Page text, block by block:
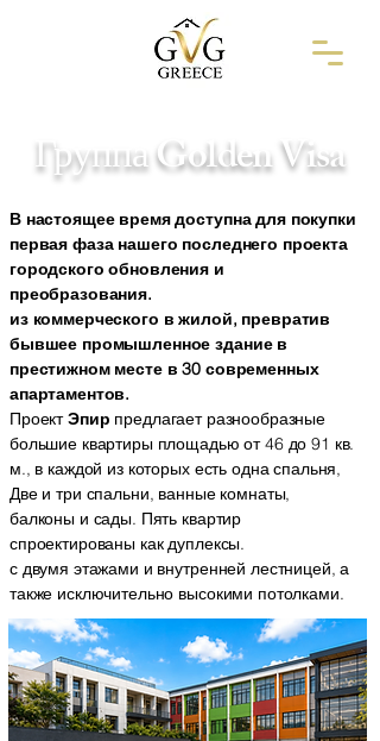
Группа Golden Visa
В настоящее время доступна для покупки
первая фаза нашего последнего проекта
городского обновления и
преобразования.
из коммерческого в жилой, превратив
бывшее промышленное здание в
престижном месте в 30 современных
апартаментов.
ПроектЭпир предлагает разнообразные
большие квартиры площадью от 46 до 91 кв.
м., в каждой из которых есть одна спальня,
Две и три спальни, ванные комнаты,
балконы и сады. Пять квартир
спроектированы как дуплексы.
с двумя этажами и внутренней лестницей, а
также исключительно высокими потолками.